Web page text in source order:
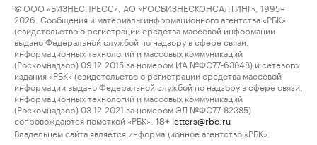
© ООО «БИЗНЕСПРЕСС», АО «РОСБИЗНЕСКОНСАЛТИНГ», 1995–
2026. Сообщения и материалы информационного агентства «РБК»
(свидетельство о регистрации средства массовой информации
выдано Федеральной службой по надзору в сфере связи,
информационных технологий и массовых коммуникаций
(Роскомнадзор) 09.12.2015 за номером ИА №ФС77-63848) и сетевого
издания «РБК» (свидетельство о регистрации средства массовой
информации выдано Федеральной службой по надзору в сфере связи,
информационных технологий и массовых коммуникаций
(Роскомнадзор) 03.12.2021 за номером ЭЛ №ФС77-82385)
сопровождаются пометкой «РБК».
18+ letters@rbc.ru
Владельцем сайта является информационное агентство «РБК».